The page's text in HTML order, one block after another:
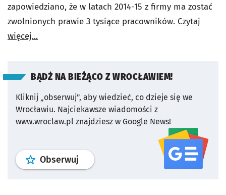
zapowiedziano, że w latach 2014-15 z firmy ma zostać
zwolnionych prawie 3 tysiące pracowników. Czytaj
więcej...
BĄDŹ NA BIEŻĄCO Z WROCŁAWIEM!
Kliknij „obserwuj”, aby wiedzieć, co dzieje się we
Wrocławiu. Najciekawsze wiadomości z
www.wroclaw.pl znajdziesz w Google News!
Obserwuj profil serwisu